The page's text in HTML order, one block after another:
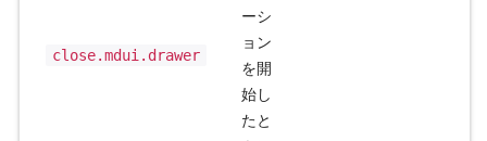
close.mdui.drawer
ーシ
ョン
を開
始し
たと